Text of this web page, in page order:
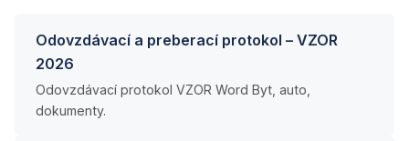
Odovzdávací a preberací protokol – VZOR
2026
Odovzdávací protokol VZOR Word Byt, auto,
dokumenty.